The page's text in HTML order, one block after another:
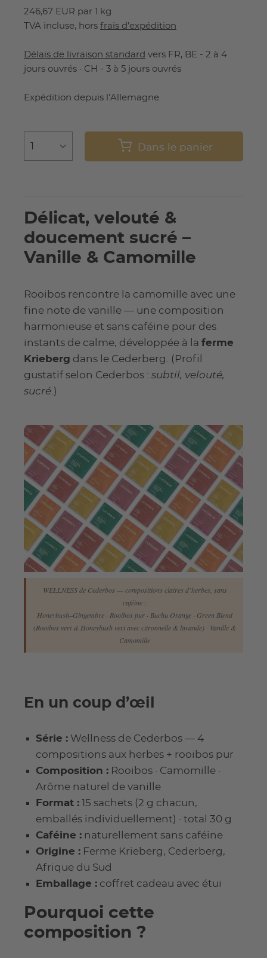
246,67 EUR par 1 kg
TVA incluse, hors frais d’expédition
Délais de livraison standard vers FR, BE - 2 à 4
jours ouvrés · CH - 3 à 5 jours ouvrés
Expédition depuis l’Allemagne.
Dans le panier
Délicat, velouté &
doucement sucré –
Vanille & Camomille
Rooibos rencontre la camomille avec une
fine note de vanille — une composition
harmonieuse et sans caféine pour des
instants de calme, développée à la ferme
Krieberg dans le Cederberg. (Profil
gustatif selon Cederbos : subtil, velouté,
sucré .)
WELLNESS de Cederbos — compositions claires d’herbes, sans
caféine :
Honeybush–Gingembre · Rooibos pur · Buchu Orange · Green Blend
(Rooibos vert & Honeybush vert avec citronnelle & lavande) · Vanille &
Camomille
En un coup d’œil
Série : Wellness de Cederbos — 4
compositions aux herbes + rooibos pur
Composition : Rooibos · Camomille ·
Arôme naturel de vanille
Format : 15 sachets (2 g chacun,
emballés individuellement) · total 30 g
Caféine : naturellement sans caféine
Origine : Ferme Krieberg, Cederberg,
Afrique du Sud
Emballage : coffret cadeau avec étui
Pourquoi cette
composition ?